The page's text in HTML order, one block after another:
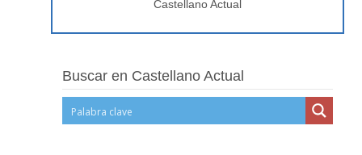
Castellano Actual
Buscar en Castellano Actual